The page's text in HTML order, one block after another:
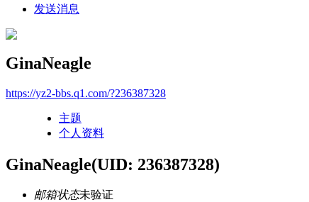
发送消息
GinaNeagle
https://yz2-bbs.q1.com/?236387328
主题
个人资料
GinaNeagle(UID: 236387328)
邮箱状态未验证